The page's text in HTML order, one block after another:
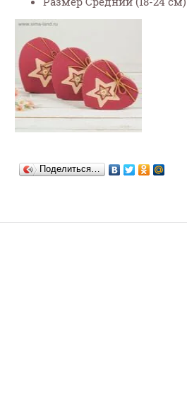
Поделиться…